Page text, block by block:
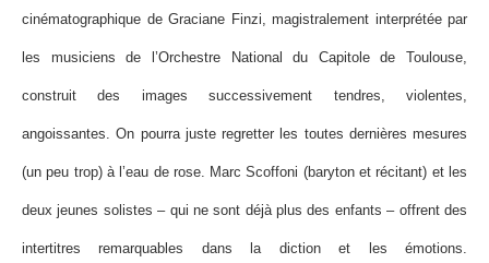
cinématographique de Graciane Finzi, magistralement interprétée par
les musiciens de l’Orchestre National du Capitole de Toulouse,
construit des images successivement tendres, violentes,
angoissantes. On pourra juste regretter les toutes dernières mesures
(un peu trop) à l’eau de rose. Marc Scoffoni (baryton et récitant) et les
deux jeunes solistes – qui ne sont déjà plus des enfants – offrent des
intertitres remarquables dans la diction et les émotions.